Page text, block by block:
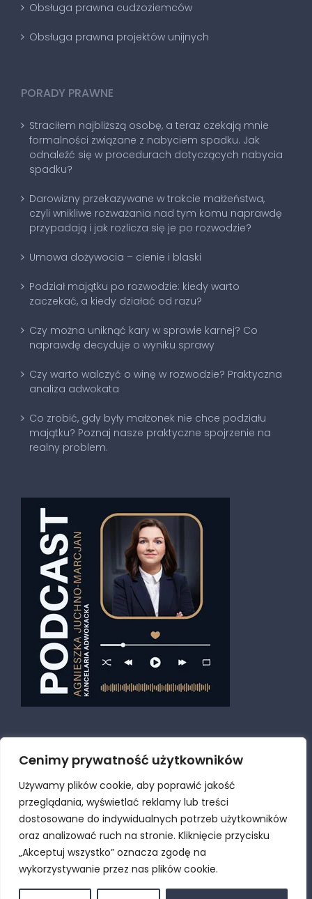
Cenimy prywatność użytkowników
Używamy plików cookie, aby poprawić jakość
przeglądania, wyświetlać reklamy lub treści
dostosowane do indywidualnych potrzeb użytkowników
oraz analizować ruch na stronie. Kliknięcie przycisku
„Akceptuj wszystko” oznacza zgodę na
wykorzystywanie przez nas plików cookie.
Obsługa prawna cudzoziemców
Obsługa prawna projektów unijnych
PORADY PRAWNE
Straciłem najbliższą osobę, a teraz czekają mnie
formalności związane z nabyciem spadku. Jak
odnaleźć się w procedurach dotyczących nabycia
spadku?
Darowizny przekazywane w trakcie małżeństwa,
czyli wnikliwe rozważania nad tym komu naprawdę
przypadają i jak rozlicza się je po rozwodzie?
Umowa dożywocia – cienie i blaski
Podział majątku po rozwodzie: kiedy warto
zaczekać, a kiedy działać od razu?
Czy można uniknąć kary w sprawie karnej? Co
naprawdę decyduje o wyniku sprawy
Czy warto walczyć o winę w rozwodzie? Praktyczna
analiza adwokata
Co zrobić, gdy były małżonek nie chce podziału
majątku? Poznaj nasze praktyczne spojrzenie na
realny problem.
© Copyright2026 | Kancelaria adwokacka Szczecin |
Adwokat Szczecin Agnieszka Juchno-Marcjan |
prywatności i plików Cookies